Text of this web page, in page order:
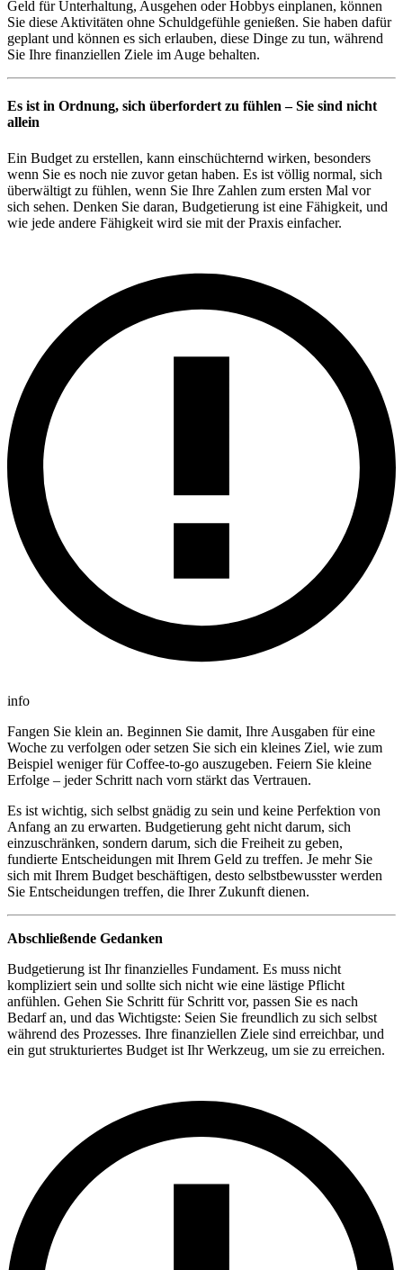
Geld für Unterhaltung, Ausgehen oder Hobbys einplanen, können
Sie diese Aktivitäten ohne Schuldgefühle genießen. Sie haben dafür
geplant und können es sich erlauben, diese Dinge zu tun, während
Sie Ihre finanziellen Ziele im Auge behalten.
Es ist in Ordnung, sich überfordert zu fühlen – Sie sind nicht
allein
Ein Budget zu erstellen, kann einschüchternd wirken, besonders
wenn Sie es noch nie zuvor getan haben. Es ist völlig normal, sich
überwältigt zu fühlen, wenn Sie Ihre Zahlen zum ersten Mal vor
sich sehen. Denken Sie daran, Budgetierung ist eine Fähigkeit, und
wie jede andere Fähigkeit wird sie mit der Praxis einfacher.
info
Fangen Sie klein an. Beginnen Sie damit, Ihre Ausgaben für eine
Woche zu verfolgen oder setzen Sie sich ein kleines Ziel, wie zum
Beispiel weniger für Coffee-to-go auszugeben. Feiern Sie kleine
Erfolge – jeder Schritt nach vorn stärkt das Vertrauen.
Es ist wichtig, sich selbst gnädig zu sein und keine Perfektion von
Anfang an zu erwarten. Budgetierung geht nicht darum, sich
einzuschränken, sondern darum, sich die Freiheit zu geben,
fundierte Entscheidungen mit Ihrem Geld zu treffen. Je mehr Sie
sich mit Ihrem Budget beschäftigen, desto selbstbewusster werden
Sie Entscheidungen treffen, die Ihrer Zukunft dienen.
Abschließende Gedanken
Budgetierung ist Ihr finanzielles Fundament. Es muss nicht
kompliziert sein und sollte sich nicht wie eine lästige Pflicht
anfühlen. Gehen Sie Schritt für Schritt vor, passen Sie es nach
Bedarf an, und das Wichtigste: Seien Sie freundlich zu sich selbst
während des Prozesses. Ihre finanziellen Ziele sind erreichbar, und
ein gut strukturiertes Budget ist Ihr Werkzeug, um sie zu erreichen.